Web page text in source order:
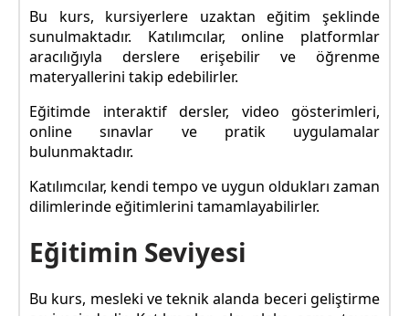
Bu kurs, kursiyerlere uzaktan eğitim şeklinde
sunulmaktadır. Katılımcılar, online platformlar
aracılığıyla derslere erişebilir ve öğrenme
materyallerini takip edebilirler.
Eğitimde interaktif dersler, video gösterimleri,
online sınavlar ve pratik uygulamalar
bulunmaktadır.
Katılımcılar, kendi tempo ve uygun oldukları zaman
dilimlerinde eğitimlerini tamamlayabilirler.
Eğitimin Seviyesi
Bu kurs, mesleki ve teknik alanda beceri geliştirme